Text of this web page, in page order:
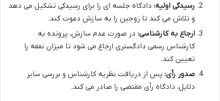
رسیدگی اولیه: دادگاه جلسه ای را برای رسیدگی تشکیل می دهد
و تلاش می کند تا زوجین را به سازش دعوت کند.
ارجاع به کارشناسی: در صورت عدم سازش، پرونده به
کارشناس رسمی دادگستری ارجاع می شود تا میزان نفقه را
تعیین کند.
صدور رأی: پس از دریافت نظریه کارشناس و بررسی سایر
دلایل، دادگاه رأی مقتضی را صادر می کند.